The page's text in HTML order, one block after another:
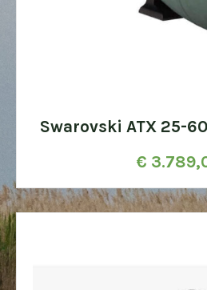
Swarovski ATX 25-
€